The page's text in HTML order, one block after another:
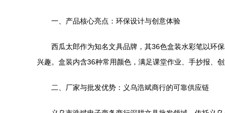
一、产品核心亮点：环保设计与创意体验
西瓜太郎作为知名文具品牌，其36色盒装水彩笔以环
兴趣。盒装内含36种常用颜色，满足课堂作业、手抄报、
二、厂家与批发优势：义乌浩斌商行的可靠供应链